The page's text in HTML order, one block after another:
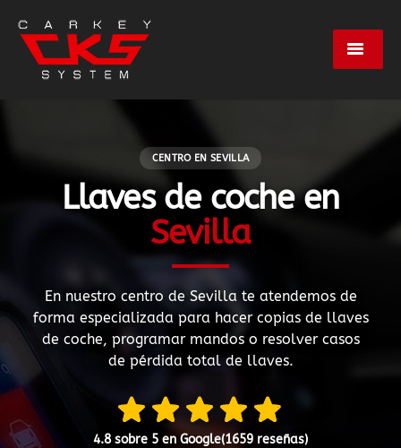
Marcas
Centros
Empresa
Contacto
900 802 604
LLAMA GRATIS
CENTRO EN SEVILLA
Llaves de coche en
Sevilla
En nuestro centro de Sevilla te atendemos de
forma especializada para hacer copias de llaves
de coche, programar mandos o resolver casos
de pérdida total de llaves.
4.8 sobre 5 en Google(1659 reseñas)